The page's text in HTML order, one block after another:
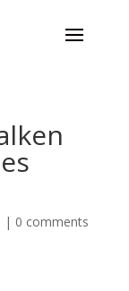
| 0 comments